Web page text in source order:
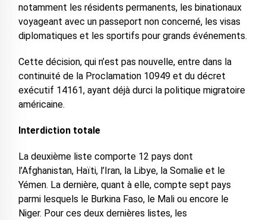
notamment les résidents permanents, les binationaux
voyageant avec un passeport non concerné, les visas
diplomatiques et les sportifs pour grands événements.
Cette décision, qui n’est pas nouvelle, entre dans la
continuité de la Proclamation 10949 et du décret
exécutif 14161, ayant déjà durci la politique migratoire
américaine.
Interdiction totale
La deuxième liste comporte 12 pays dont
l’Afghanistan, Haïti, l’Iran, la Libye, la Somalie et le
Yémen. La dernière, quant à elle, compte sept pays
parmi lesquels le Burkina Faso, le Mali ou encore le
Niger. Pour ces deux dernières listes, les